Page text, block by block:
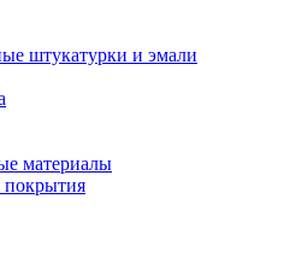
штукатурки и эмали
материалы